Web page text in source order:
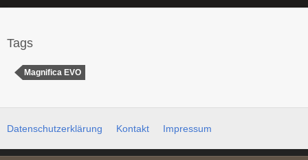
Tags
Magnifica EVO
Datenschutzerklärung Kontakt Impressum